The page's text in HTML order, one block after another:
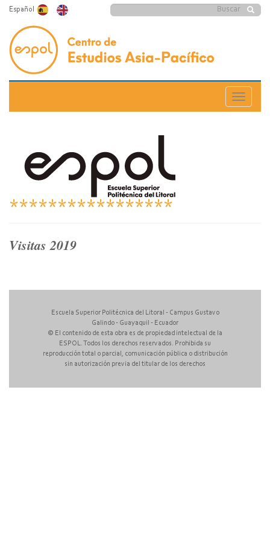
Pasar
contenido
principal
Español
Formulario
búsqueda
Toggle
*****************
Visitas 2019
Escuela Superior Politécnica del Litoral - Campus Gustavo
Galindo - Guayaquil - Ecuador
© El contenido de esta obra es de propiedad intelectual de la
ESPOL. Todos los derechos reservados. Prohibida su
reproducción total o parcial, comunicación pública o distribución
sin autorización previa del titular de los derechos